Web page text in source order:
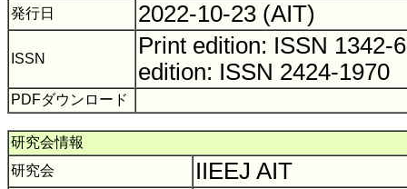
発行日 2022-10-23 (AIT)
ISSN
Print edition: ISSN
edition: ISSN 2424-1970
PDFダウンロード
研究会情報
研究会
IIEEJ AIT